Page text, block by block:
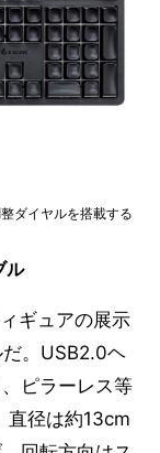
ダイヤルを搭載する
ル
ギュアの展示
。USB2.0ヘ
ピラーレス等
直径は約13cm